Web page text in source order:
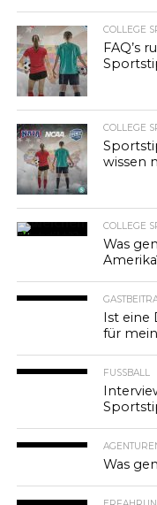
COLLEGE
FAQ’s
COLLEGE
wissen
COLLEGE
Was
Ist eine
für
FUSSBALL
Was